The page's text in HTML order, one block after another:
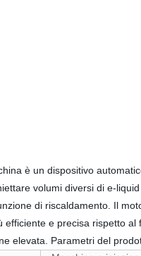
è un dispositivo
volumi diversi di e-
di riscaldamento. Il
e precisa rispetto
elevata. Parametri del